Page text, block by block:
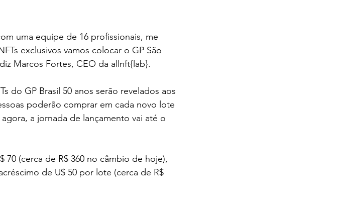
uma equipe de 16 profissionais, me
exclusivos vamos colocar o GP São
Marcos Fortes, CEO da allnft{lab}.
do GP Brasil 50 anos serão revelados aos
poderão comprar em cada novo lote
a jornada de lançamento vai até o
(cerca de R$ 360 no câmbio de hoje),
de U$ 50 por lote (cerca de R$